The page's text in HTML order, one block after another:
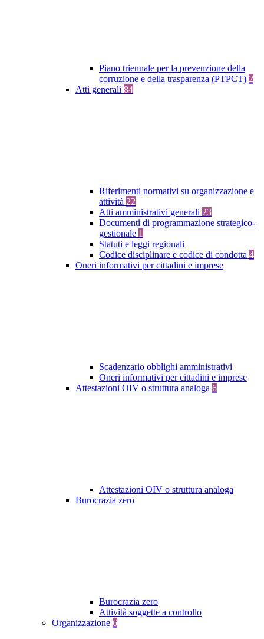
Piano triennale per la prevenzione della
corruzione e della trasparenza (PTPCT) 2
Atti generali 84
Riferimenti normativi su organizzazione e
attività 22
Atti amministrativi generali 23
Documenti di programmazione strategico-
gestionale 1
Statuti e leggi regionali
Codice disciplinare e codice di condotta 4
Oneri informativi per cittadini e imprese
Scadenzario obblighi amministrativi
Oneri informativi per cittadini e imprese
Attestazioni OIV o struttura analoga 6
Attestazioni OIV o struttura analoga
Burocrazia zero
Burocrazia zero
Attività soggette a controllo
Organizzazione 6